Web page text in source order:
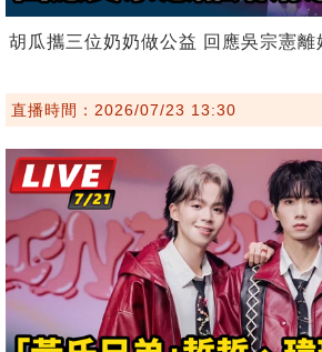
胡瓜攜三位奶奶做公益 回應吳宗憲離
直播時間：2026/07/23 13:30